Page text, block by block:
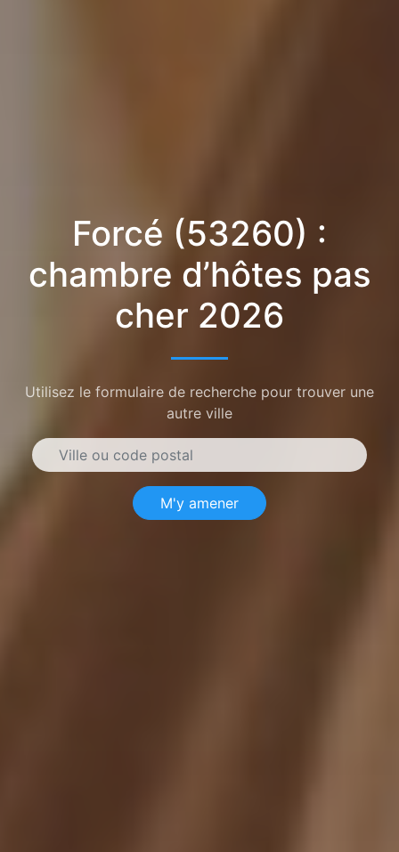
Forcé (53260) :
chambre d’hôtes pas
cher 2026
Utilisez le formulaire de recherche pour trouver une
autre ville
M'y amener